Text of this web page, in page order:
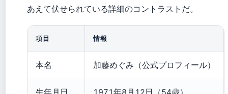
あえて伏せられている詳細のコントラストだ。
項目 情報
本名 加藤めぐみ（公式プロフィール）